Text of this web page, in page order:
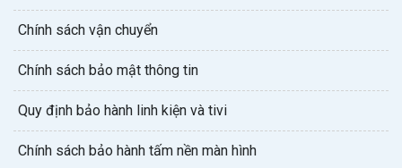
Chính sách vận chuyển
Chính sách bảo mật thông tin
Quy định bảo hành linh kiện và tivi
Chính sách bảo hành tấm nền màn hình